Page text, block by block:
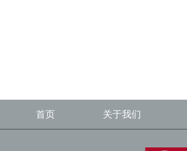
首页 关于我们